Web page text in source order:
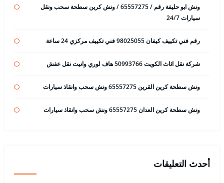
ونش ابو حليفة رقم / 65557275 / ونش كرين سطحة سحب ونقل
سيارات 24/7
رقم فني تكييف كيفان 98025055 فني تكييف مركزي 24 ساعة
شركة نقل اثاث الكويت 50993766 هاف لوري وانيت نقل عفش
ونش سطحة كرين القرين 65557275 ونش سحب وانقاذ سيارات
ونش سطحة كرين العدان 65557275 ونش سحب وانقاذ سيارات
أحدث التعليقات